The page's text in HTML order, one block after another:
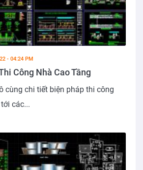
- 04:24 PM
Công Nhà Cao Tầng
cùng chi tiết biện pháp thi công
các...